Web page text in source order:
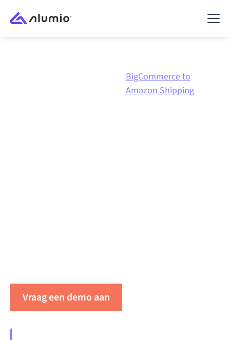
BigCommerce to
Amazon Shipping
Vraag een demo aan